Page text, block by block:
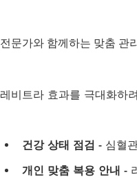
전문가와 함께하는 맞춤 관리
레비트라 효과를 극대화하
건강 상태 점검 - 심혈
개인 맞춤 복용 안내 -